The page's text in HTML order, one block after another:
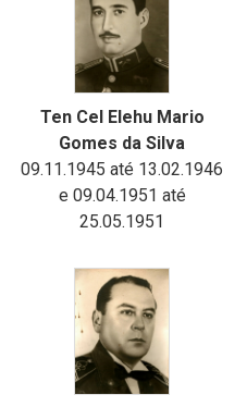
Ten Cel Elehu Mario
Gomes da Silva
09.11.1945 até 13.02.1946
e 09.04.1951 até
25.05.1951